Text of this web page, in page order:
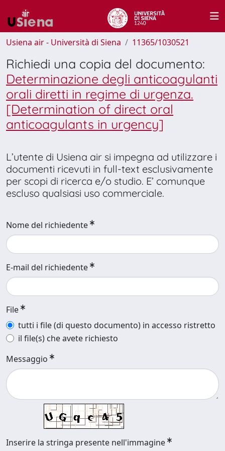
Usiena air - Università di Siena 11365/1030521
Richiedi una copia del documento:
Determinazione degli anticoagulanti
orali diretti in regime di urgenza.
[Determination of direct oral
anticoagulants in urgency]
L’utente di Usiena air si impegna ad utilizzare i
documenti ricevuti in full-text esclusivamente
per scopi di ricerca e/o studio. E’ comunque
escluso qualsiasi uso commerciale.
Nome del richiedente
E-mail del richiedente
File
tutti i file (di questo documento) in accesso ristretto
il file(s) che avete richiesto
Messaggio
Inserire la stringa presente nell'immagine